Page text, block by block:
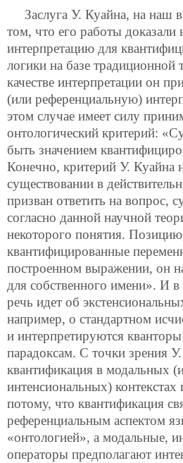
Заслуга У. Куайна, на наш
том, что его работы доказали
интерпретацию для
логики на базе
качестве интерпретации он
(или референциальную)
этом случае имеет силу
онтологический критерий:
быть значением
Конечно, критерий У. Куайна
существовании в
призван ответить на вопрос,
согласно данной научной
некоторого понятия.
квантифицированные
построенном выражении, он
для собственного имени». И в
речь идет об
например, о стандартном
и интерпретируются
парадоксам. С точки зрения
квантификация в модальных
интенсиональных)
потому, что квантификация
референциальным аспектом
«онтологией», а модальные,
операторы предполагают